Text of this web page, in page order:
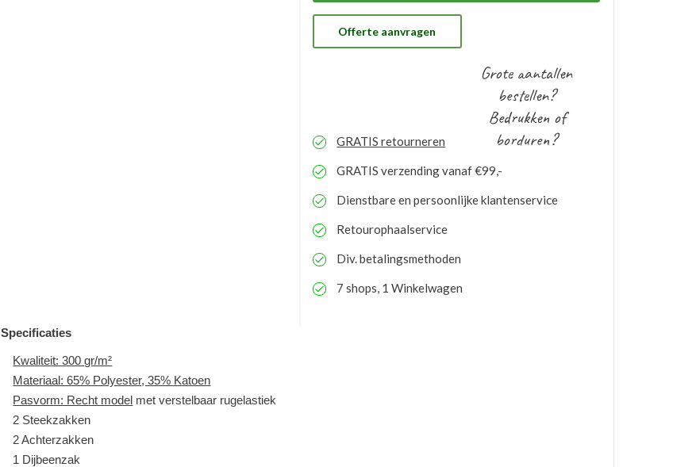
eventuele nabestellingen is uw voorraad bekend en
kunt u de logo’s toepassen op elk gewenste artikel.
Offerte aanvragen
Grote aantallen
bestellen?
Bedrukken of
borduren?
GRATIS retourneren
GRATIS verzending vanaf €99,-
Dienstbare en persoonlijke klantenservice
Retourophaalservice
Div. betalingsmethoden
7 shops, 1 Winkelwagen
Specificaties
Kwaliteit: 300 gr/m²
Materiaal: 65% Polyester, 35% Katoen
Pasvorm: Recht model met verstelbaar rugelastiek
2 Steekzakken
2 Achterzakken
1 Dijbeenzak